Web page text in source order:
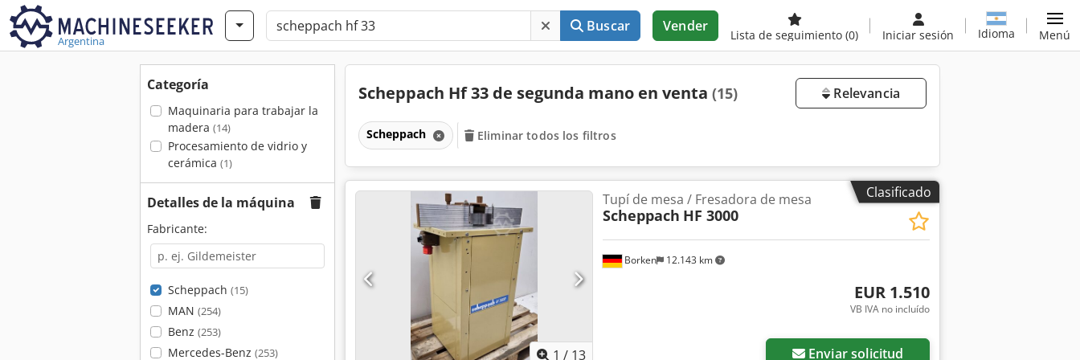
Argentina
Buscar Vender
Lista de seguimiento (0) Iniciar sesión Idioma Menú
Categoría
Maquinaria para trabajar la
madera (14)
Procesamiento de vidrio y
cerámica (1)
Detalles de la máquina
Fabricante:
Scheppach (15)
MAN (254)
Benz (253)
Mercedes-Benz (253)
Scheppach Hf 33 de segunda mano en venta (15) Relevancia
Scheppach Eliminar todos los filtros
Clasificado
1 / 13
Borken 12.143 km
Tupí de mesa / Fresadora de mesa
Scheppach HF 3000
EUR 1.510
VB IVA no incluído
Enviar solicitud